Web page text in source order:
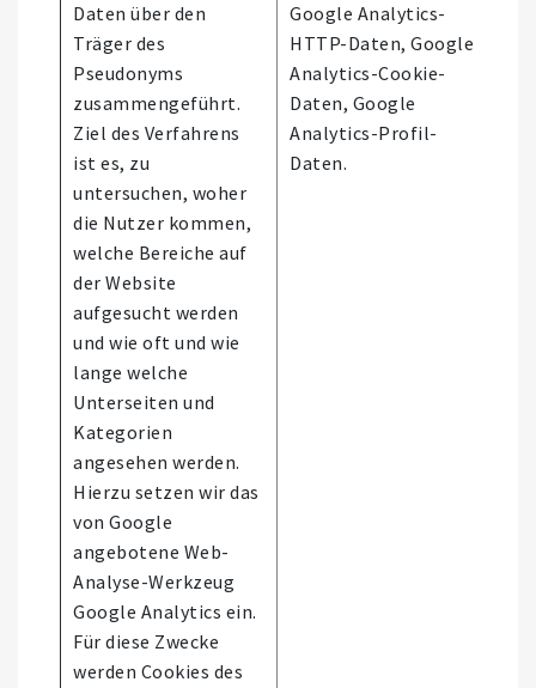
Daten über den
Träger des
Pseudonyms
zusammengeführt.
Ziel des Verfahrens
ist es, zu
untersuchen, woher
die Nutzer kommen,
welche Bereiche auf
der Website
aufgesucht werden
und wie oft und wie
lange welche
Unterseiten und
Kategorien
angesehen werden.
Hierzu setzen wir das
von Google
angebotene Web-
Analyse-Werkzeug
Google Analytics ein.
Für diese Zwecke
werden Cookies des
Google Analytics-
HTTP-Daten, Google
Analytics-Cookie-
Daten, Google
Analytics-Profil-
Daten.